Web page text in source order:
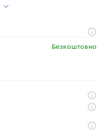
Безкоштовно